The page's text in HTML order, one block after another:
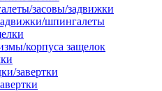
засовы/задвижки
шпингалеты
корпуса защелок
завертки